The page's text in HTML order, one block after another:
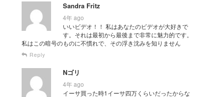
Sandra Fritz
4年 ago
いいビデオ！！ 私はあなたのビデオが大好きで
す。それは最初から最後まで非常に魅力的です。
私はこの暗号のものに不慣れで、その浮き沈みを知りません
Reply
Nゴリ
4年 ago
イーサ買った時1イーサ四万くらいだったからな